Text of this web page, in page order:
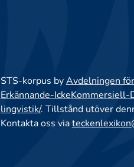
STS-korpus byAvdelningen
Erkännande-
lingvistik/. Tillstånd utöver
Kontakta oss via